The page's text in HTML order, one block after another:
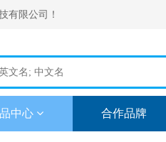
有限公司！
中心 合作品牌